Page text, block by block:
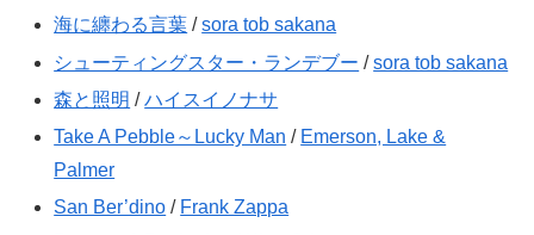
海に纏わる言葉 /sora tob sakana
シューティングスター・ランデブー /sora tob sakana
森と照明 /ハイスイノナサ
Take A Pebble～Lucky Man / Emerson, Lake &
Palmer
San Ber’dino / Frank Zappa